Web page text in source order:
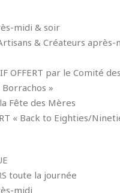
midi & soir
& Créateurs après-
OFFERT par le Comité
Borrachos »
Fête des Mères
« Back to Eighties/
toute la journée
midi